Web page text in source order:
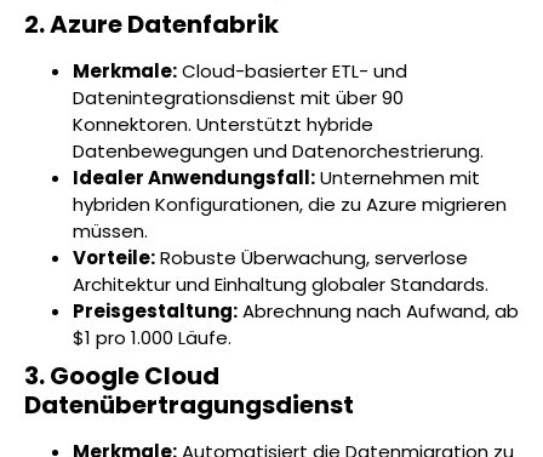
2. Azure Datenfabrik
Merkmale:Cloud-basierter ETL- und
Datenintegrationsdienst mit über 90
Konnektoren. Unterstützt hybride
Datenbewegungen und Datenorchestrierung.
Idealer Anwendungsfall:Unternehmen mit
hybriden Konfigurationen, die zu Azure migrieren
müssen.
Vorteile:Robuste Überwachung, serverlose
Architektur und Einhaltung globaler Standards.
Preisgestaltung:Abrechnung nach Aufwand, ab
$1 pro 1.000 Läufe.
3. Google Cloud
Datenübertragungsdienst
Merkmale:Automatisiert die Datenmigration zu